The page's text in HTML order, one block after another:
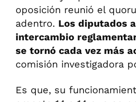
oposición reunió el
adentro. Los diputados
intercambio
se tornó cada vez más
comisión investigadora
Es que, su